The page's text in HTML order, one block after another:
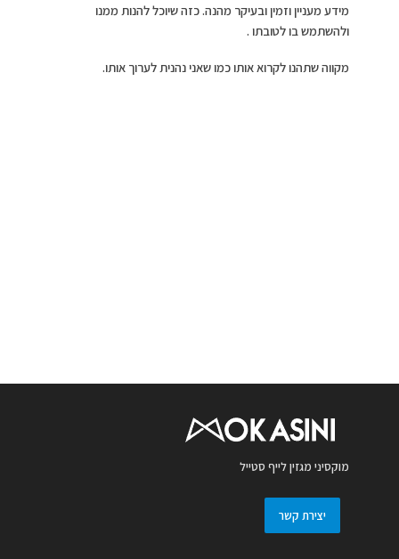
מידע מעניין וזמין ובעיקר מהנה. כזה שיוכל להנות ממנו
ולהשתמש בו לטובתו .
מקווה שתהנו לקרוא אותו כמו שאני נהנית לערוך אותו.
מוקסיני מגזין לייף סטייל
יצירת קשר